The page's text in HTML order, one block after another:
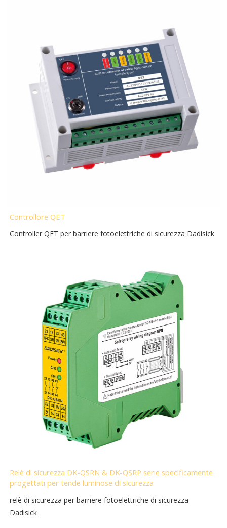
Controllore QET
Controller QET per barriere fotoelettriche di sicurezza Dadisick
Relè di sicurezza DK-QSRN & DK-QSRP serie specificamente
progettati per tende luminose di sicurezza
relè di sicurezza per barriere fotoelettriche di sicurezza
Dadisick